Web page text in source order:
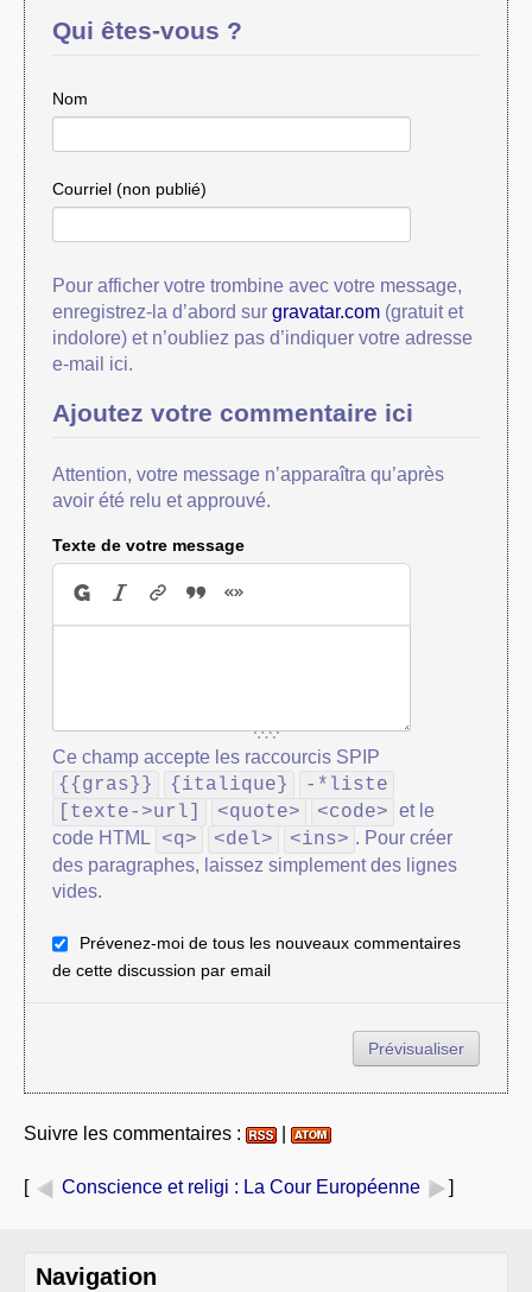
Qui êtes-vous ?
Nom
Courriel (non publié)
Pour afficher votre trombine avec votre message,
enregistrez-la d’abord sur gravatar.com(gratuit et
indolore) et n’oubliez pas d’indiquer votre adresse
e-mail ici.
Ajoutez votre commentaire ici
Attention, votre message n’apparaîtra qu’après
avoir été relu et approuvé.
Texte de votre message
Ce champ accepte les raccourcis SPIP
{{gras}} {italique}
-*liste
[texte->url]
<quote> <code> et le
code HTML
<q> <del> <ins> . Pour créer
des paragraphes, laissez simplement des lignes
vides.
Prévenez-moi de tous les nouveaux commentaires
de cette discussion par email
Suivre les commentaires :
[ Conscience et religi : La Cour Européenne ]
Navigation